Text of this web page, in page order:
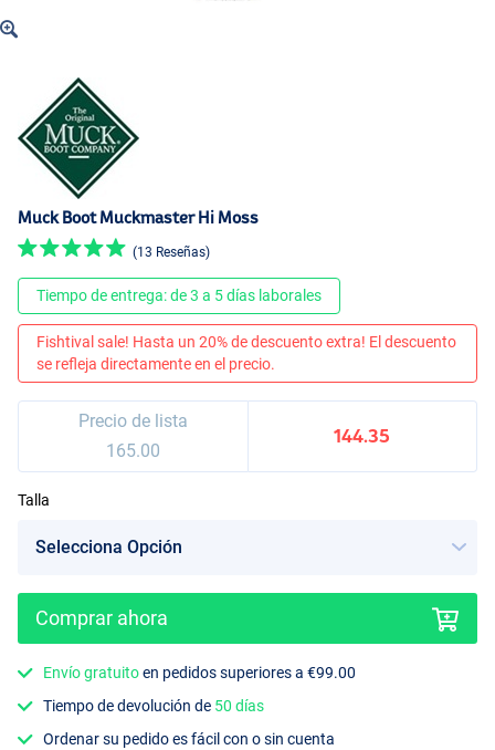
Muck Boot Muckmaster Hi Moss
(13 Reseñas)
Tiempo de entrega: de 3 a 5 días laborales
Fishtival sale! Hasta un 20% de descuento extra! El descuento
se refleja directamente en el precio.
Precio de lista
165.00
144.35
Talla
Comprar ahora
Envío gratuitoen pedidos superiores a €99.00
Tiempo de devolución de 50 días
Ordenar su pedido es fácil con o sin cuenta